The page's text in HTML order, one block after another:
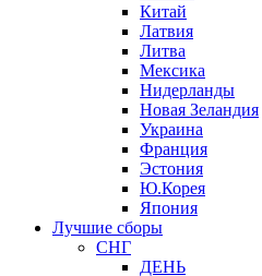
Китай
Латвия
Литва
Мексика
Нидерланды
Новая Зеландия
Украина
Франция
Эстония
Ю.Корея
Япония
Лучшие сборы
СНГ
ДЕНЬ